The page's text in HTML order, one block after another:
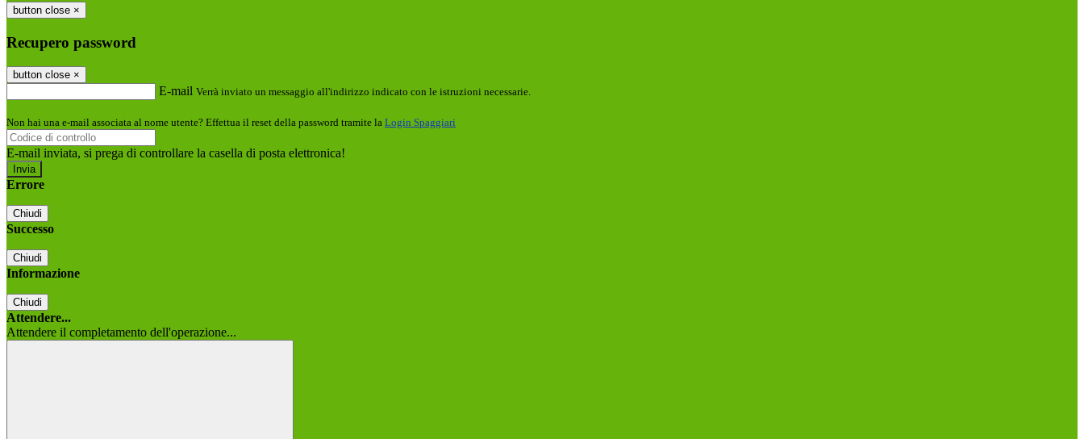
button close ×
Recupero password
button close ×
E-mail Verrà inviato un messaggio all'indirizzo indicato con le istruzioni necessarie.
Non hai una e-mail associata al nome utente? Effettua il reset della password tramite la Login Spaggiari
E-mail inviata, si prega di controllare la casella di posta elettronica!
Errore
Chiudi
Successo
Chiudi
Informazione
Chiudi
Attendere...
Attendere il completamento dell'operazione...